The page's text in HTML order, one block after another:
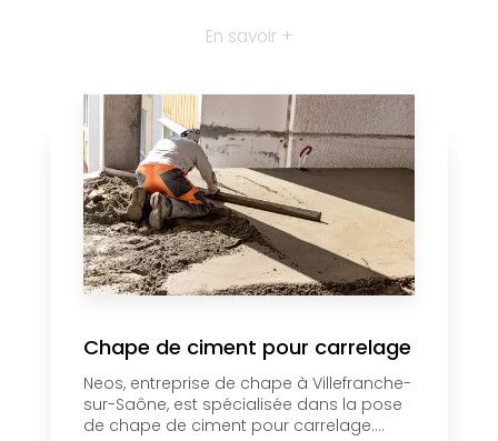
En savoir +
Chape de ciment pour carrelage
Neos, entreprise de chape à Villefranche-
sur-Saône, est spécialisée dans la pose
de chape de ciment pour carrelage....